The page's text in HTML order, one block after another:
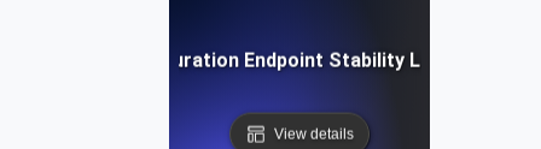
Extended Duration Endpoint Stability Load Testing
View details